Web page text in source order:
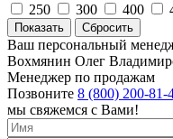
250
300 400
Ваш персональный
Вохмянин Олег
Менеджер по продажам
Позвоните 8 (800) 200-81-
мы свяжемся с Вами!